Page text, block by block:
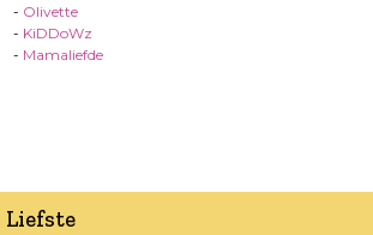
- Olivette
- KiDDoWz
- Mamaliefde
Liefste